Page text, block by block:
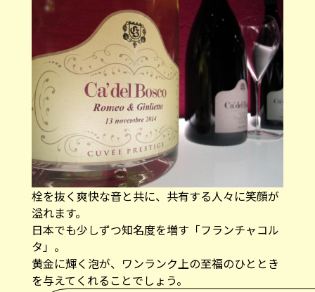
栓を抜く爽快な音と共に、共有する人々に笑顔が
溢れます。
日本でも少しずつ知名度を増す「フランチャコル
タ」。
黄金に輝く泡が、ワンランク上の至福のひととき
を与えてくれることでしょう。